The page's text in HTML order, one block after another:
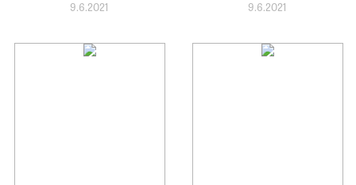
9.6.2021 9.6.2021